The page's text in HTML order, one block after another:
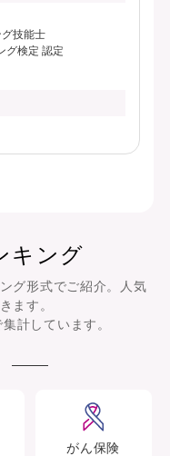
技能士
グ検定 認定
キング
グ形式でご紹介。人気
ます。
計しています。
がん保険